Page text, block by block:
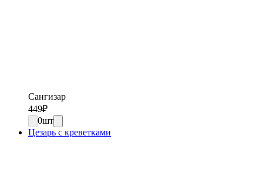
Сангизар
449₽
0шт
Цезарь с креветками